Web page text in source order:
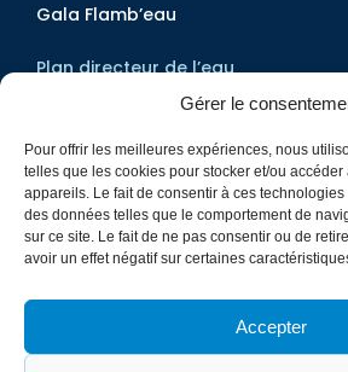
Gérer le
Pour offrir les meilleures expériences, nous
telles que les cookies pour stocker et/ou
appareils. Le fait de consentir à ces
des données telles que le comportement de
sur ce site. Le fait de ne pas consentir ou de
avoir un effet négatif sur certaines
Accepter
Gala Flamb’eau
Plan directeur de l’eau
Outils et documentation
Qualité de l’eau
Devenir membre
Médias